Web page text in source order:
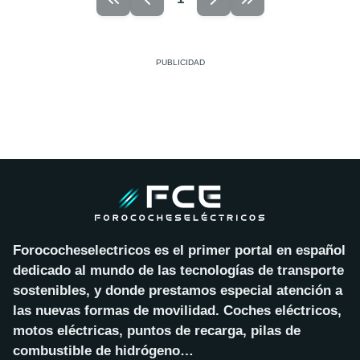
Forococheselectricos es el primer portal en español
dedicado al mundo de las tecnologías de transporte
sostenibles, y donde prestamos especial atención a
las nuevas formas de movilidad. Coches eléctricos,
motos eléctricas, puntos de recarga, pilas de
combustible de hidrógeno…